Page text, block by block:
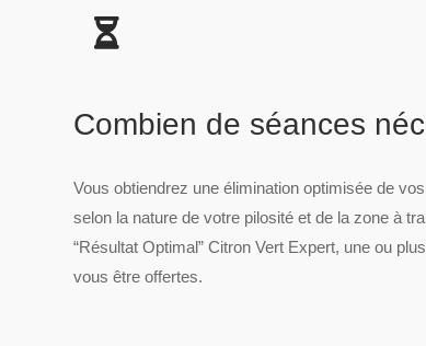
Combien de séances
Vous obtiendrez une élimination optimisée de
selon la nature de votre pilosité et de la zone à
“Résultat Optimal” Citron Vert Expert, une ou
vous être offertes.